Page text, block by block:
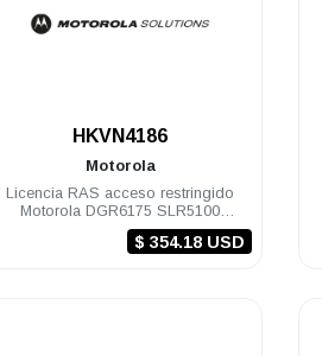
HKVN4186
Motorola
Licencia RAS acceso restringido
Motorola DGR6175 SLR5100
SLR1000
$ 354.18 USD